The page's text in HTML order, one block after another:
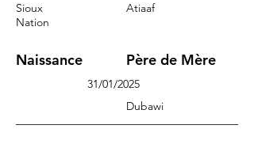
Sioux
Nation
Naissance
Atiaaf
Père de Mère
31/01/2025
Dubawi